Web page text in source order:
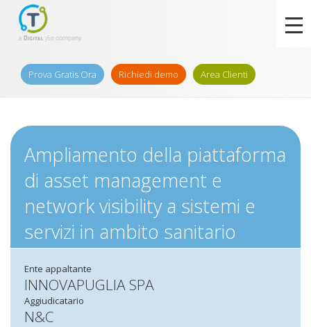
Prova Gratis Ora Richiedi demo Area Clienti
Ampliamento della piattaforma
di asset management e
network visibility a sistemi e
servizi in ambito sanitario
Ente appaltante
INNOVAPUGLIA SPA
Aggiudicatario
N&C